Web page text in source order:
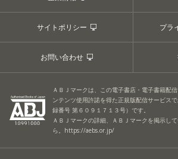
サイトポリシー プラ
お問い合わせ
ＡＢＪマークは、この電子書店・電子書籍配
ンテンツ使用許諾を得た正規版配信サービス
録番号 第６０９１７１３号）です。
ＡＢＪマークの詳細、ＡＢＪマークを掲示し
ら。 https://aebs.or.jp/